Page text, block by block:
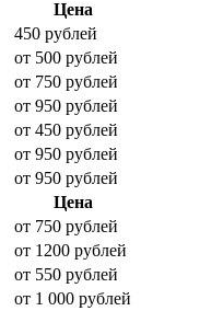
Цена
450 рублей
от 500 рублей
от 750 рублей
от 950 рублей
от 450 рублей
от 950 рублей
от 950 рублей
Цена
от 750 рублей
от 1200 рублей
от 550 рублей
от 1 000 рублей